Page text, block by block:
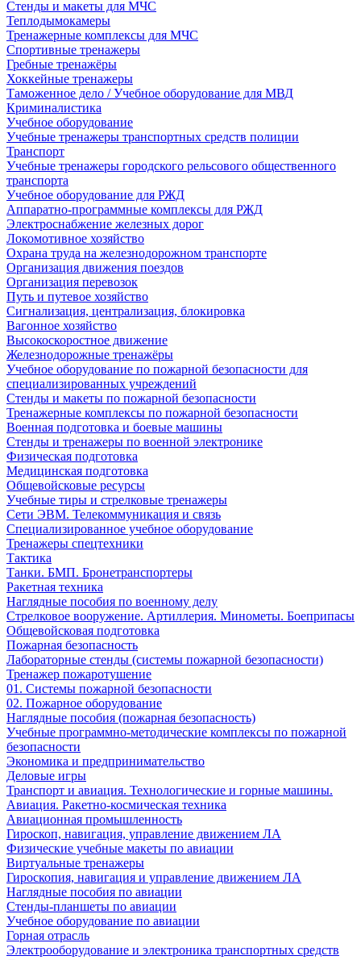
Стенды и макеты для МЧС
Теплодымокамеры
Тренажерные комплексы для МЧС
Спортивные тренажеры
Гребные тренажёры
Хоккейные тренажеры
Таможенное дело / Учебное оборудование для МВД
Криминалистика
Учебное оборудование
Учебные тренажеры транспортных средств полиции
Транспорт
Учебные тренажеры городского рельсового общественного
транспорта
Учебное оборудование для РЖД
Аппаратно-программные комплексы для РЖД
Электроснабжение железных дорог
Локомотивное хозяйство
Охрана труда на железнодорожном транспорте
Организация движения поездов
Организация перевозок
Путь и путевое хозяйство
Сигнализация, централизация, блокировка
Вагонное хозяйство
Высокоскоростное движение
Железнодорожные тренажёры
Учебное оборудование по пожарной безопасности для
специализированных учреждений
Стенды и макеты по пожарной безопасности
Тренажерные комплексы по пожарной безопасности
Военная подготовка и боевые машины
Стенды и тренажеры по военной электронике
Физическая подготовка
Медицинская подготовка
Общевойсковые ресурсы
Учебные тиры и стрелковые тренажеры
Сети ЭВМ. Телекоммуникация и связь
Специализированное учебное оборудование
Тренажеры спецтехники
Тактика
Танки. БМП. Бронетранспортеры
Ракетная техника
Наглядные пособия по военному делу
Стрелковое вооружение. Артиллерия. Минометы. Боеприпасы
Общевойсковая подготовка
Пожарная безопасность
Лабораторные стенды (системы пожарной безопасности)
Тренажер пожаротушение
01. Системы пожарной безопасности
02. Пожарное оборудование
Наглядные пособия (пожарная безопасность)
Учебные программно-методические комплексы по пожарной
безопасности
Экономика и предпринимательство
Деловые игры
Транспорт и авиация. Технологические и горные машины.
Авиация. Ракетно-космическая техника
Авиационная промышленность
Гироскоп, навигация, управление движением ЛА
Физические учебные макеты по авиации
Виртуальные тренажеры
Гироскопия, навигация и управление движением ЛА
Наглядные пособия по авиации
Стенды-планшеты по авиации
Учебное оборудование по авиации
Горная отрасль
Электрооборудование и электроника транспортных средств